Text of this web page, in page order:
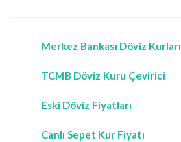
Merkez Bankası Döviz Kurları
TCMB Döviz Kuru Çevirici
Eski Döviz Fiyatları
Canlı Sepet Kur Fiyatı